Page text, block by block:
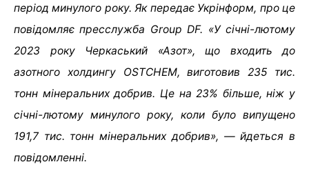
період минулого року. Як передає Укрінформ, про це
повідомляє пресслужба Group DF. «У січні-лютому
2023 року Черкаський «Азот», що входить до
азотного холдингу OSTCHEM, виготовив 235 тис.
тонн мінеральних добрив. Це на 23% більше, ніж у
січні-лютому минулого року, коли було випущено
191,7 тис. тонн мінеральних добрив», — йдеться в
повідомленні.